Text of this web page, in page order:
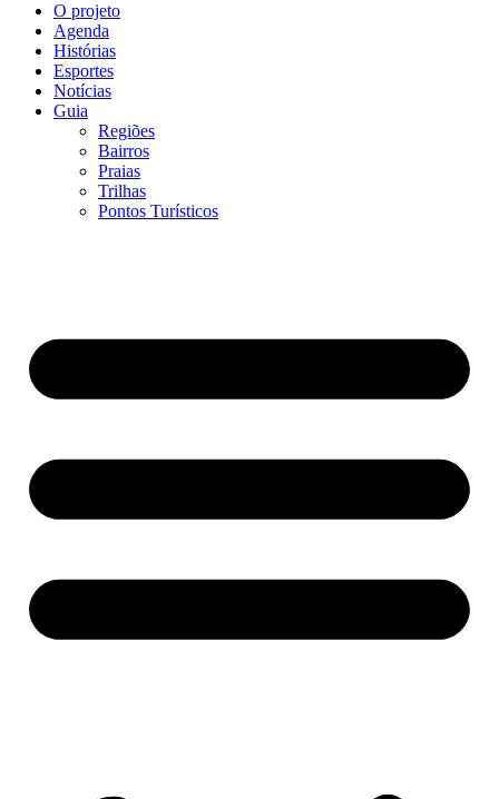
O projeto
Agenda
Histórias
Esportes
Notícias
Guia
Regiões
Bairros
Praias
Trilhas
Pontos Turísticos